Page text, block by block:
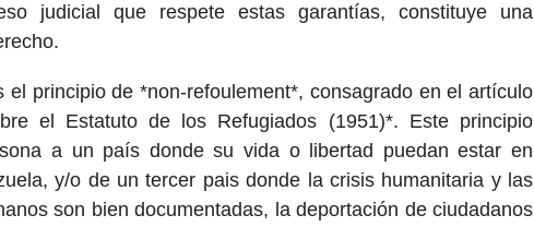
judicial que respete estas garantías, constituye una
el principio de *non-refoulement*, consagrado en el artículo
el Estatuto de los Refugiados (1951)*. Este principio
a un país donde su vida o libertad puedan estar en
y/o de un tercer pais donde la crisis humanitaria y las
son bien documentadas, la deportación de ciudadanos